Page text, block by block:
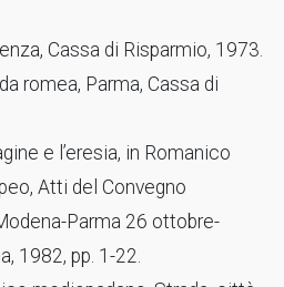
Cassa di Risparmio, 1973.
romea, Parma, Cassa di
e l’eresia, in Romanico
Atti del Convegno
Parma 26 ottobre-
1982, pp. 1-22.